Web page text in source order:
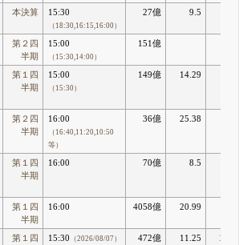
本決算 15:30
（18:30,16:15,16:00）
27億 9.5
第２四
半期
15:00
（15:30,14:00）
151億
第１四
半期
15:00
（15:30）
149億 14.29
第２四
半期
16:00
（16:40,11:20,10:50
等）
36億 25.38
第１四
半期
16:00 70億 8.5
第１四
半期
16:00 4058億 20.99
第１四
15:30 （2026/08/07）
472億 11.25